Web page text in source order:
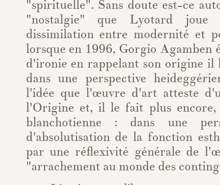
"spirituelle". Sans doute est-ce
"nostalgie" que Lyotard joue
dissimilation entre modernité et
lorsque en 1996, Gorgio Agamben
d'ironie en rappelant son origine
dans une perspective
l'idée que l'œuvre d'art atteste
l'Origine et, il le fait plus encore,
blanchotienne : dans une
d'absolutisation de la fonction
par une réflexivité générale de
"arrachement au monde des